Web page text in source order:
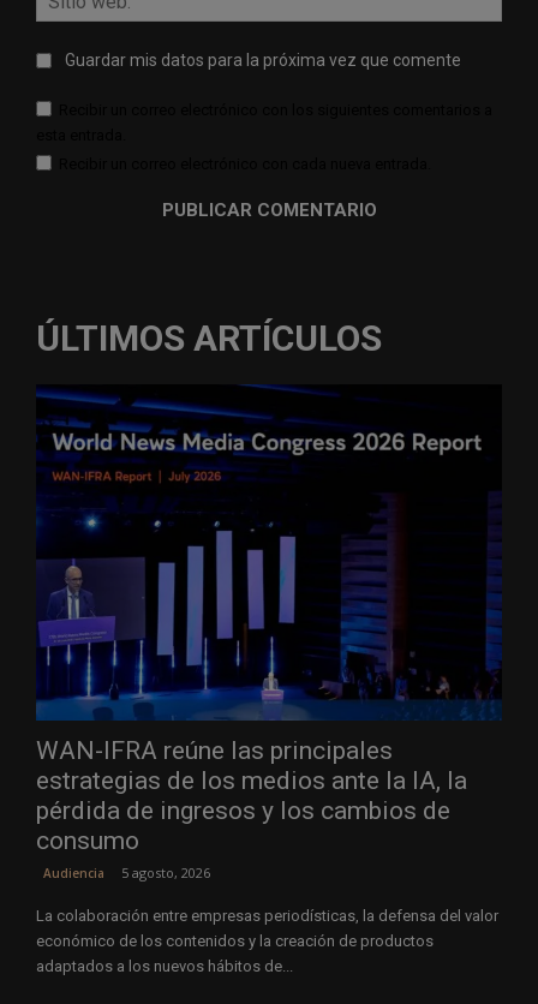
web:
Guardar mis datos para la próxima vez que comente
ÚLTIMOS ARTÍCULOS
WAN-IFRA reúne las principales
estrategias de los medios ante la IA, la
pérdida de ingresos y los cambios de
consumo
Audiencia 5 agosto, 2026
La colaboración entre empresas periodísticas, la defensa del valor
económico de los contenidos y la creación de productos
adaptados a los nuevos hábitos de...